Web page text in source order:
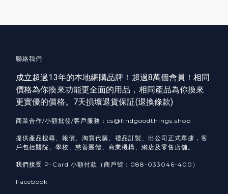
聯絡我們
成立超過13年的本地網購品牌！超過8萬個會員！相同
價格為你換來功能更全面的用品，相同產品為你換來
更實優的價格。7天損壞退貨保証(退換條款)
商業合作/小額批發/客戶服務：cs@findgoodthings.shop
提供產品搜尋、報價、淘寶代購、禮品訂製、出公司正式單據，客
戶包括醫院、學校、慈善團體、商業機構、網店及零售店舖。
我們接受 P-Card 小額付款（商戶號：088-033046-400）
Facebook